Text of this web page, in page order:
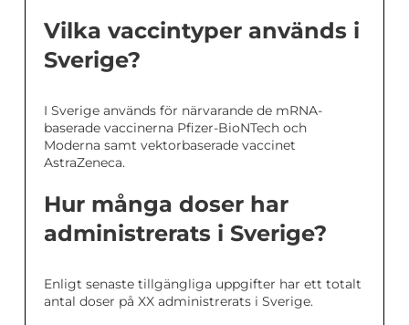
Vilka vaccintyper används i
Sverige?
I Sverige används för närvarande de mRNA-
baserade vaccinerna Pfizer-BioNTech och
Moderna samt vektorbaserade vaccinet
AstraZeneca.
Hur många doser har
administrerats i Sverige?
Enligt senaste tillgängliga uppgifter har ett totalt
antal doser på XX administrerats i Sverige.